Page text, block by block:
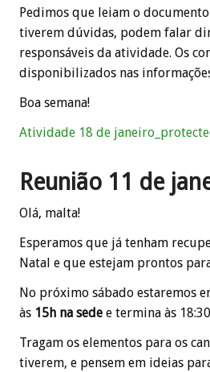
Pedimos que leiam o documento
tiverem dúvidas, podem falar
responsáveis da atividade. Os
disponibilizados nas
Boa semana!
Atividade 18 de
Reunião 11 de
Olá, malta!
Esperamos que já tenham
Natal e que estejam prontos
No próximo sábado estaremos
às 15h na sede e termina às
Tragam os elementos para os
tiverem, e pensem em ideias